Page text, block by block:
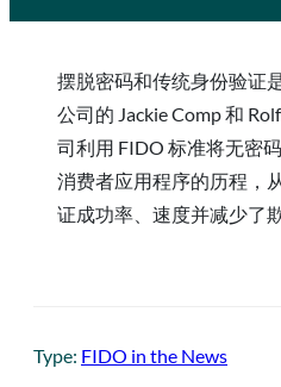
摆脱密码和传统身份验证
公司的 Jackie Comp 和
司利用 FIDO 标准将无密
消费者应用程序的历程，
证成功率、速度并减少了
Type: FIDO in the News